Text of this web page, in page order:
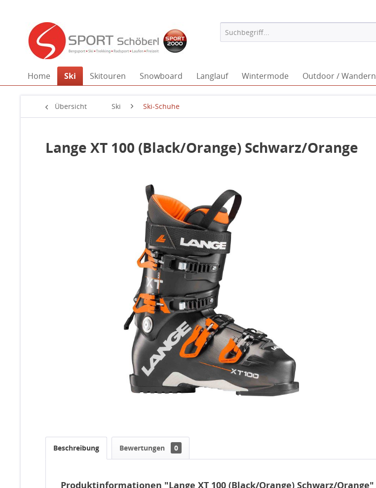
Home Ski Skitouren Snowboard Langlauf Wintermode Outdoor / Wandern
Übersicht Ski Ski-Schuhe
Lange XT 100 (Black/Orange) Schwarz/Orange
Beschreibung Bewertungen 0
Produktinformationen "Lange XT 100 (Black/Orange) Schwarz/Orange"